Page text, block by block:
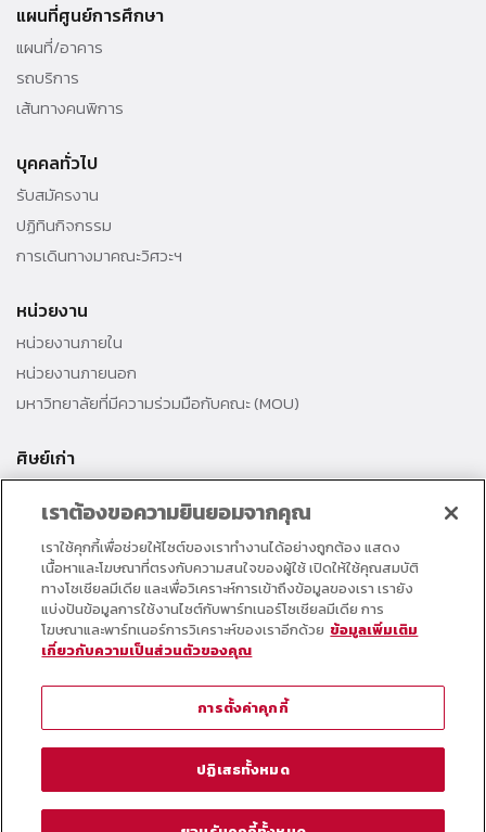
แผนที่ศูนย์การศึกษา
แผนที่/อาคาร
รถบริการ
เส้นทางคนพิการ
บุคคลทั่วไป
รับสมัครงาน
ปฏิทินกิจกรรม
การเดินทางมาคณะวิศวะฯ
หน่วยงาน
หน่วยงานภายใน
หน่วยงานภายนอก
มหาวิทยาลัยที่มีความร่วมมือกับคณะ (MOU)
ศิษย์เก่า
สำนักงานธรรมศาสตร์สัมพันธ์
ศิษย์เก่าดีเด่น
กองทุนวิศวกรแห่งธรรม เพื่อพัฒนาการศึกษา
อาจารย์และบุคลากร
วารสารคณะวิศวกรรมศาสตร์
@ Thammasat School of Engineering (TSE)
เราต้องขอความยินยอมจากคุณ
เราใช้คุกกี้เพื่อช่วยให้ไซต์ของเราทำงานได้อย่างถูกต้อง แสดง
เนื้อหาและโฆษณาที่ตรงกับความสนใจของผู้ใช้ เปิดให้ใช้คุณสมบัติ
ทางโซเชียลมีเดีย และเพื่อวิเคราะห์การเข้าถึงข้อมูลของเรา เรายัง
แบ่งปันข้อมูลการใช้งานไซต์กับพาร์ทเนอร์โซเชียลมีเดีย การ
โฆษณาและพาร์ทเนอร์การวิเคราะห์ของเราอีกด้วย ข้อมูลเพิ่มเติม
เกี่ยวกับความเป็นส่วนตัวของคุณ
การตั้งค่าคุกกี้
ปฏิเสธทั้งหมด